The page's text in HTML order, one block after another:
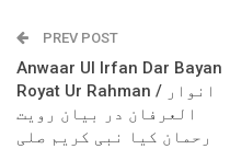
PREV POST
Anwaar Ul Irfan Dar Bayan
Royat Ur Rahman / انوار
العرفان در بیان رویت
رحمان کیا نبی کریم صلی